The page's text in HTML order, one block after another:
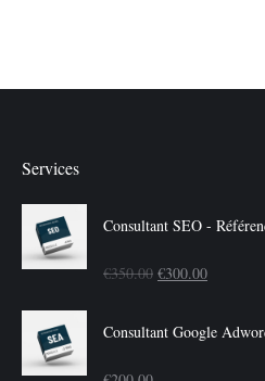
Services
Consultant SEO -
€350.00 Le
€300.00Le
Consultant Google